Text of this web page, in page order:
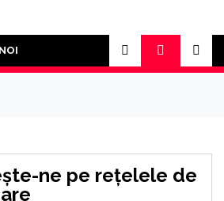
ne pe rețelele de